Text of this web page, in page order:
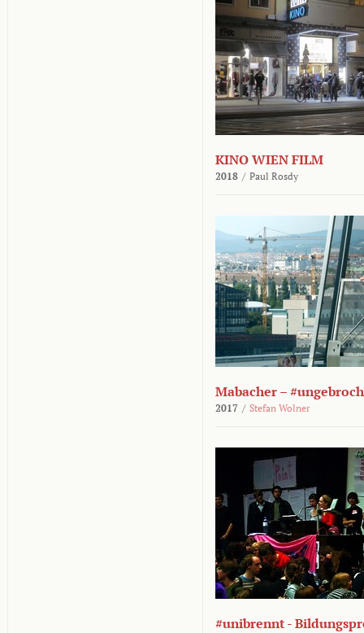
KINO WIEN FILM
2018 / Paul Rosdy
Mabacher –
2017 / Stefan Wolner
#unibrennt -